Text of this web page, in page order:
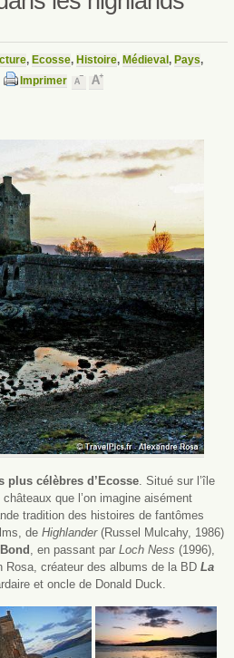
, Ecosse, Histoire, Médieval , Pays,
Imprimer
plus célèbres d’Ecosse. Situé sur l’île
que l’on imagine aisément
tradition des histoires de fantômes
de Highlander(Russel Mulcahy, 1986)
, en passant par Loch Ness (1996),
Rosa, créateur des albums de la BD La
et oncle de Donald Duck.